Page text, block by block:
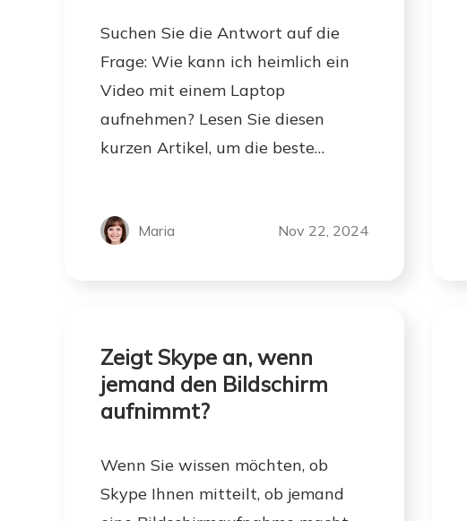
Suchen Sie die Antwort auf die
Frage: Wie kann ich heimlich ein
Video mit einem Laptop
aufnehmen? Lesen Sie diesen
kurzen Artikel, um die beste
Maria Nov 22, 2024
Zeigt Skype an, wenn
jemand den Bildschirm
aufnimmt?
Wenn Sie wissen möchten, ob
Skype Ihnen mitteilt, ob jemand